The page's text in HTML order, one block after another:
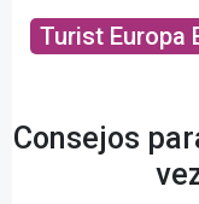
Turist Europa
Consejos